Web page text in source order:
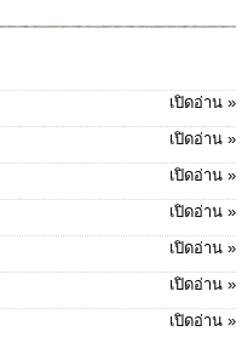
เปิดอ่าน »
เปิดอ่าน »
เปิดอ่าน »
เปิดอ่าน »
เปิดอ่าน »
เปิดอ่าน »
เปิดอ่าน »